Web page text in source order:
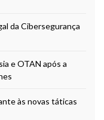
da Cibersegurança
e OTAN após a
às novas táticas